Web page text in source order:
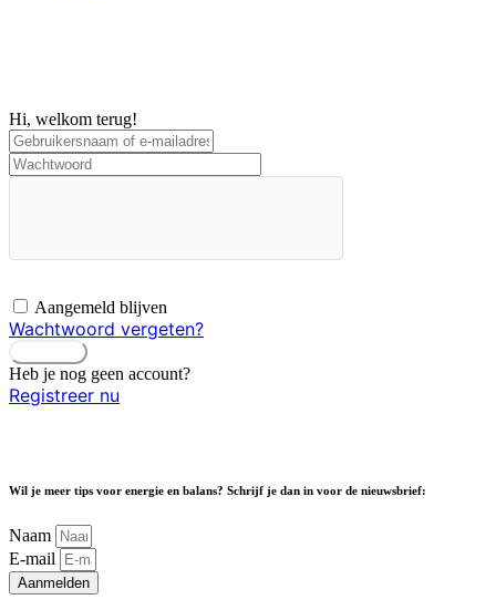
Hi, welkom terug!
Aangemeld blijven
Wachtwoord vergeten?
Heb je nog geen account?
Registreer nu
Wil je meer tips voor energie en balans? Schrijf je dan in voor de nieuwsbrief:
Naam
E-mail
Aanmelden